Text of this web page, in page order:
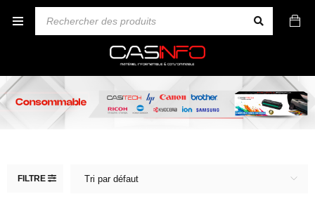
FILTRE Tri par défaut